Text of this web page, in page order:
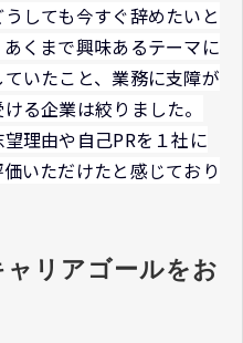
しても今すぐ辞めたいと
くまで興味あるテーマに
いたこと、業務に支障が
る企業は絞りました。
理由や自己PRを１社に
いただけたと感じており
リアゴールをお